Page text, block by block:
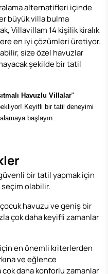
alternatifleri içinde
büyük villa bulma
Villavillam 14 kişilik kiralık
en iyi çözümleri üretiyor.
size özel havuzlar
şekilde bir tatil
Havuzlu Villalar"
Keyifli bir tatil deneyimi
başlayın.
bir tatil yapmak için
olabilir.
havuzu ve geniş bir
çok daha keyifli zamanlar
en önemli kriterlerden
ve eğlence
daha konforlu zamanlar